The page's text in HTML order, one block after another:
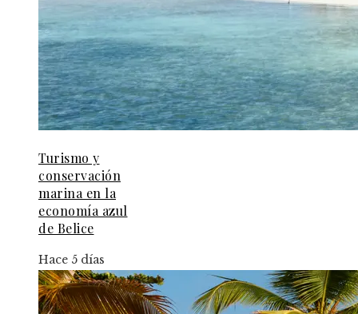
Turismo y
conservación
marina en la
economía azul
de Belice
Hace 5 días